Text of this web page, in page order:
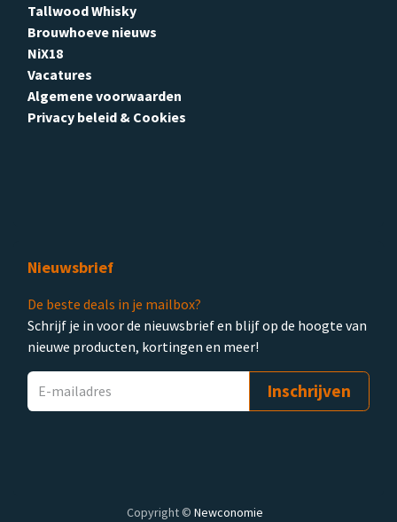
Tallwood Whisky
Brouwhoeve nieuws
NiX18
Vacatures
Algemene voorwaarden
Privacy beleid & Cookies
Nieuwsbrief
De beste deals in je mailbox?
Schrijf je in voor de nieuwsbrief en blijf op de hoogte van
nieuwe producten, kortingen en meer!
Inschrijven
Copyright © Newconomie